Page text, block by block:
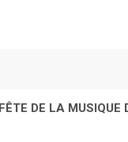
FÊTE DE LA MUSIQUE